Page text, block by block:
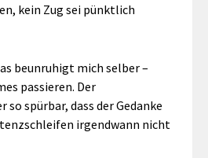
kein Zug sei pünktlich
beunruhigt mich selber –
passieren. Der
spürbar, dass der Gedanke
irgendwann nicht